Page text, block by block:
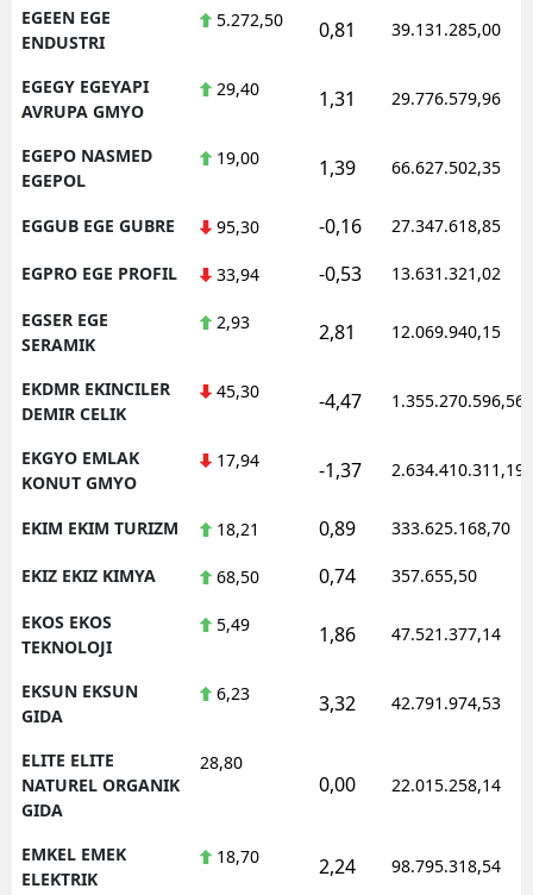
EGEEN EGE
ENDUSTRI
5.272,50 0,81 39.131.285,00
EGEGY EGEYAPI
AVRUPA GMYO
29,40 1,31 29.776.579,96
EGEPO NASMED
EGEPOL
19,00 1,39 66.627.502,35
EGGUB EGE GUBRE 95,30 -0,16 27.347.618,85
EGPRO EGE PROFIL 33,94 -0,53 13.631.321,02
EGSER EGE
SERAMIK
2,93 2,81 12.069.940,15
EKDMR EKINCILER
DEMIR CELIK
45,30 -4,47 1.355.270.596,56
EKGYO EMLAK
KONUT GMYO
17,94 -1,37 2.634.410.311,19
EKIM EKIM TURIZM 18,21 0,89 333.625.168,70
EKIZ EKIZ KIMYA 68,50 0,74 357.655,50
EKOS EKOS
TEKNOLOJI
5,49 1,86 47.521.377,14
EKSUN EKSUN
GIDA
6,23 3,32 42.791.974,53
ELITE ELITE
NATUREL ORGANIK
GIDA
28,80
0,00 22.015.258,14
EMKEL EMEK
ELEKTRIK
18,70 2,24 98.795.318,54